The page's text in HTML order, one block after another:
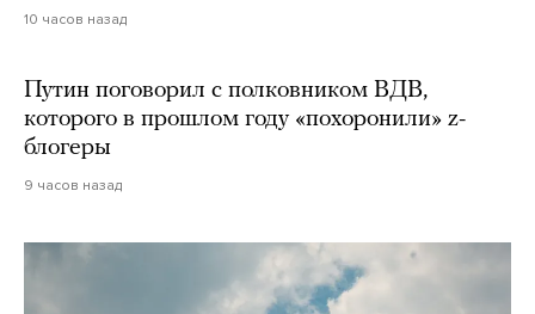
10 часов назад
Путин поговорил с полковником ВДВ,
которого в прошлом году «похоронили» z-
блогеры
9 часов назад